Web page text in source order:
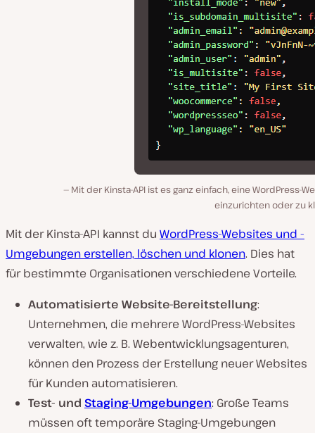
Mit der Kinsta-API ist es ganz einfach, eine WordPress-
einzurichten oder zu
Mit der Kinsta-API kannst du WordPress-Websites und -
Umgebungen erstellen, löschen und klonen. Dies hat
für bestimmte Organisationen verschiedene Vorteile.
Automatisierte Website-Bereitstellung:
Unternehmen, die mehrere WordPress-Websites
verwalten, wie z. B. Webentwicklungsagenturen,
können den Prozess der Erstellung neuer Websites
für Kunden automatisieren.
Test- und Staging-Umgebungen: Große Teams
müssen oft temporäre Staging-Umgebungen